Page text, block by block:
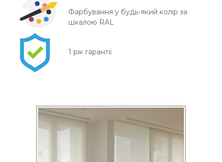
Фарбування у будь-який колір за
шкалою RAL
1 рік гарантії